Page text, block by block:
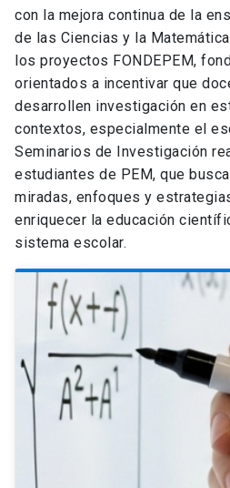
con la mejora continua de la
de las Ciencias y la
los proyectos FONDEPEM,
orientados a incentivar que
desarrollen investigación en
contextos, especialmente el
Seminarios de Investigación
estudiantes de PEM, que
miradas, enfoques y
enriquecer la educación
sistema escolar.